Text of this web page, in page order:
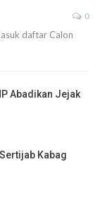
0
daftar Calon
Abadikan Jejak
Kabag